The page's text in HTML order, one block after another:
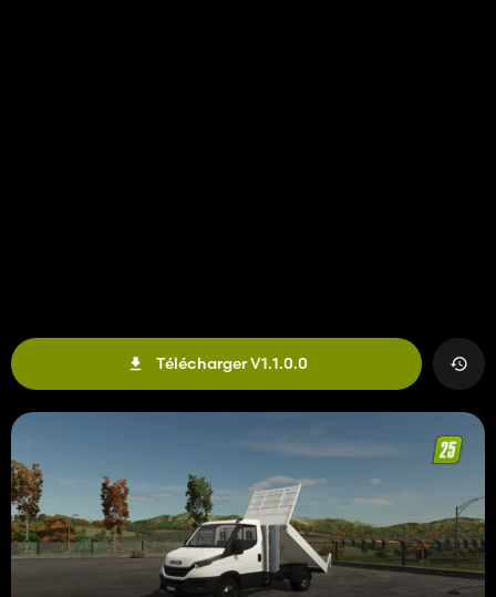
Télécharger V1.1.0.0